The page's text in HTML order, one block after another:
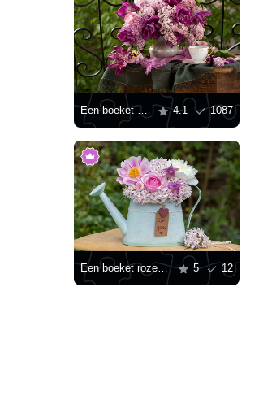
Een boeket van seringen en tulpen 4.1 1087
Een boeket roze pioenen in een gieter 5 12